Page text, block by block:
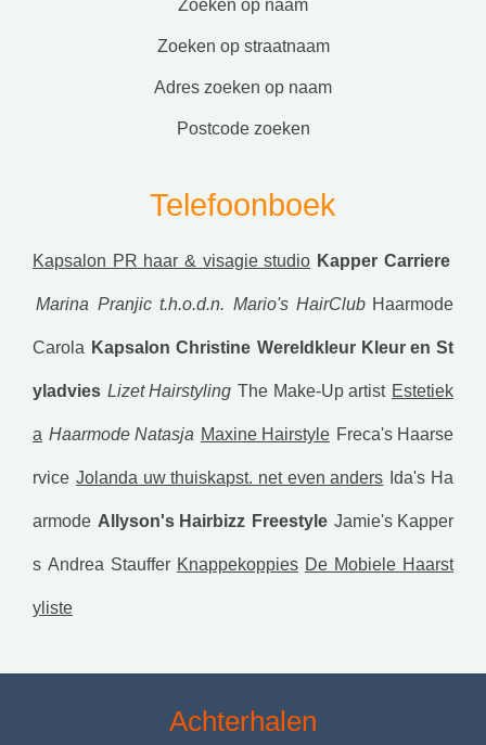
zoeken op naam
zoeken op straatnaam
adres zoeken op naam
postcode zoeken
Telefoonboek
Kapsalon PR haar & visagie studio Kapper Carriere
Marina Pranjic t.h.o.d.n. Mario's HairClub Haarmode
Carola Kapsalon Christine Wereldkleur Kleur en St
yladvies Lizet Hairstyling The Make-Up artist Estetiek
a Haarmode Natasja Maxine Hairstyle Freca's Haarse
rvice Jolanda uw thuiskapst. net even anders Ida's Ha
armode Allyson's Hairbizz Freestyle Jamie's Kapper
s Andrea Stauffer Knappekoppies De Mobiele Haarst
yliste
Achterhalen